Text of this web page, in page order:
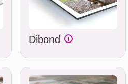
Dibond